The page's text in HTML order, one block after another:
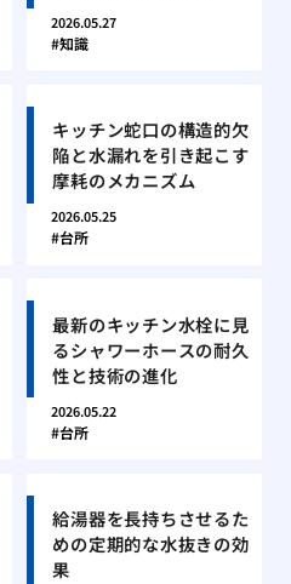
2026.05.27
知識
キッチン蛇口の構造的欠
陥と水漏れを引き起こす
摩耗のメカニズム
2026.05.25
台所
最新のキッチン水栓に見
るシャワーホースの耐久
性と技術の進化
2026.05.22
台所
給湯器を長持ちさせるた
めの定期的な水抜きの効
果